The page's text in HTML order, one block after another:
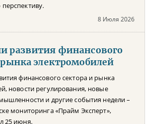
8 Июля 2026
развития финансового
рынка электромобилей
финансового сектора и рынка
новости регулирования, новые
и другие события недели –
мониторинга «Прайм Эксперт»,
25 июня.